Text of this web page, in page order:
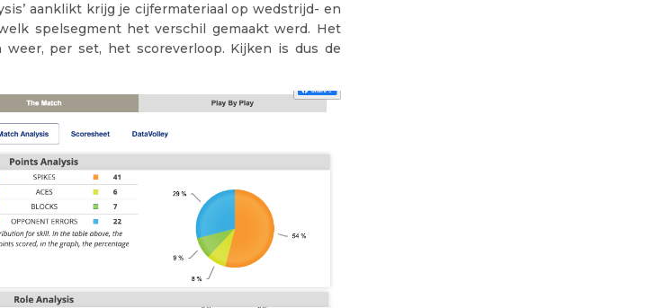
aanklikt krijg je cijfermateriaal op wedstrijd- en
spelsegment het verschil gemaakt werd. Het
weer, per set, het scoreverloop. Kijken is dus de